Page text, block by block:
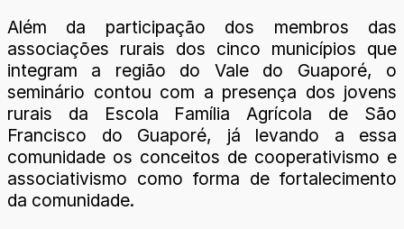
Além da participação dos membros das
associações rurais dos cinco municípios que
integram a região do Vale do Guaporé, o
seminário contou com a presença dos jovens
rurais da Escola Família Agrícola de São
Francisco do Guaporé, já levando a essa
comunidade os conceitos de cooperativismo e
associativismo como forma de fortalecimento
da comunidade.